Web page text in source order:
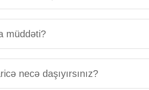
müddəti?
necə daşıyırsınız?